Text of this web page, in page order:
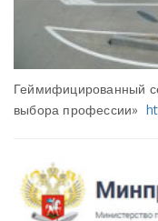
Геймифицированный
выбора профессии»